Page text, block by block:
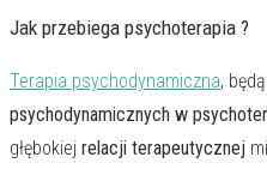
Jak przebiega psychoterapia ?
Terapia psychodynamiczna,
psychodynamicznych w
głębokiej relacji terapeutycznej